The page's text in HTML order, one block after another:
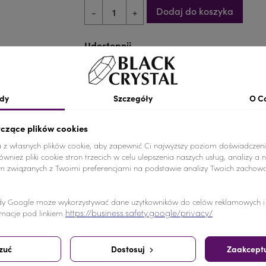
- + Dodaj do koszyka
Udostępnij
UdostępnijTweetujPinterest
akrylowych, a swoim blaskiem przypominają kamienie
Szczegóły O
plików cookies
z własnych plików cookie, aby zapewnić Ci najwyższy poziom
pliki cookie stron trzecich w celu ulepszenia naszych usług, analizy a
związanych z Twoimi preferencjami na podstawie analizy Twoich
Google może wykorzystywać dane użytkowników do celów reklamowych i
pod linkiem https://business.safety.google/privacy/
Dostosuj